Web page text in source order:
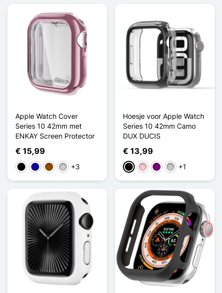
Apple Watch Cover
Series 10 42mm met
ENKAY Screen Protector
€ 15,99
ZwartDonkerblauw
BruinZilver+3
Hoesje voor Apple Watch
Series 10 42mm Camo
DUX DUCIS
€ 13,99
ZwartRozePurperTransparant
+1